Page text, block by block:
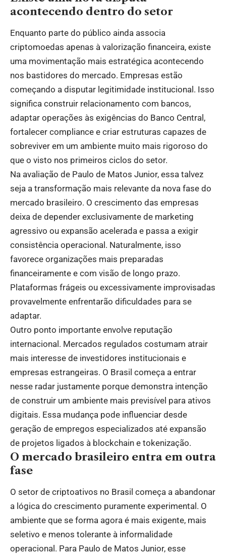
acontecendo dentro do setor
Enquanto parte do público ainda associa
criptomoedas apenas à valorização financeira, existe
uma movimentação mais estratégica acontecendo
nos bastidores do mercado. Empresas estão
começando a disputar legitimidade institucional. Isso
significa construir relacionamento com bancos,
adaptar operações às exigências do Banco Central,
fortalecer compliance e criar estruturas capazes de
sobreviver em um ambiente muito mais rigoroso do
que o visto nos primeiros ciclos do setor.
Na avaliação de Paulo de Matos Junior, essa talvez
seja a transformação mais relevante da nova fase do
mercado brasileiro. O crescimento das empresas
deixa de depender exclusivamente de marketing
agressivo ou expansão acelerada e passa a exigir
consistência operacional. Naturalmente, isso
favorece organizações mais preparadas
financeiramente e com visão de longo prazo.
Plataformas frágeis ou excessivamente improvisadas
provavelmente enfrentarão dificuldades para se
adaptar.
Outro ponto importante envolve reputação
internacional. Mercados regulados costumam atrair
mais interesse de investidores institucionais e
empresas estrangeiras. O Brasil começa a entrar
nesse radar justamente porque demonstra intenção
de construir um ambiente mais previsível para ativos
digitais. Essa mudança pode influenciar desde
geração de empregos especializados até expansão
de projetos ligados à blockchain e tokenização.
O mercado brasileiro entra em outra
fase
O setor de criptoativos no Brasil começa a abandonar
a lógica do crescimento puramente experimental. O
ambiente que se forma agora é mais exigente, mais
seletivo e menos tolerante à informalidade
operacional. Para Paulo de Matos Junior, esse